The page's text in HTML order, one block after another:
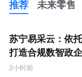
推荐 未来零售
未
来
零
售
跨
境
苏宁易采云：依
打造合规数智政
台
2小时前